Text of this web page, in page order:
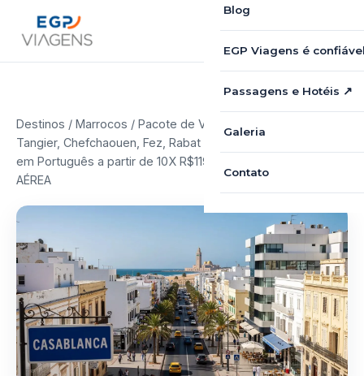
Blog
EGP Viagens é
Passagens e Hotéis ↗
Galeria
Contato
Destinos / Marrocos / Pacote de Viagem para Marrocos:
Tangier, Chefchaouen, Fez, Rabat e Casablanca com Guia
em Português a partir de 10X R$1199,90 COM PASSAGEM
AÉREA